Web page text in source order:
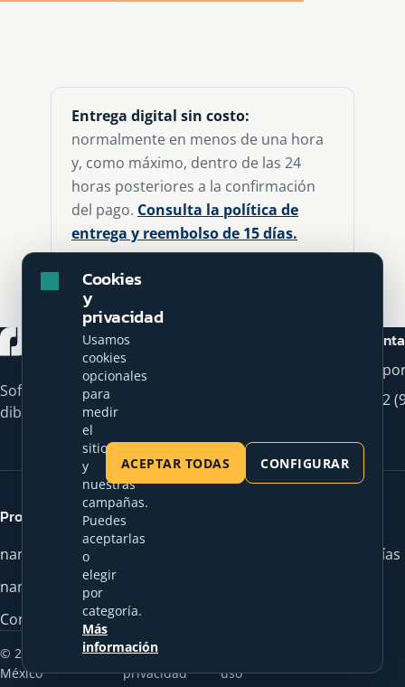
Entrega digital sin costo:
normalmente en menos de una hora
y, como máximo, dentro de las 24
horas posteriores a la confirmación
del pago. Consulta la política de
entrega y reembolso de 15 días.
Software CAD profesional para
dibujo técnico 2D y 3D.
+52
Productos
nanoCAD 2D
nanoCAD Pro 3D
Comparar productos
Prueba de 30 días
© 2026 nanoCAD
México
Aviso de
privacidad
uso
Cookies
y
privacidad
Usamos
cookies
opcionales
para
medir
el
sitio
y
nuestras
campañas.
Puedes
aceptarlas
o
elegir
por
categoría.
Más
información
ACEPTAR TODAS CONFIGURAR